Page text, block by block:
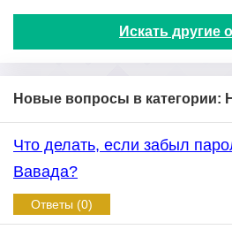
Искать другие
Новые вопросы в категории:
Что делать, если забыл
Вавада?
Ответы (0)